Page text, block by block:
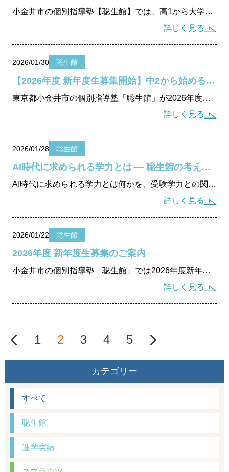
小金井市の個別指導塾【聡生館】では、高1から大学受験を見据えた学習設計を実施。定期テスト対策から思考力育成まで一人ひとりに最適化した指導で、高校3年間を通して伸び続ける学力を育てます。2026年新年度生受付中。
詳しく見る
2026/01/30 聡生館
【2026年度 新年度生募集開始】中2から始める「内申点設計型」個別指導 ― 小金井市・個別指導塾 聡生館
東京都小金井市の個別指導塾「聡生館」が2026年度新年度生の募集を開始。中学2年生から始める内申点設計型指導で、定期テスト・提出物・評価を一体化した学習設計を実施。無料体験授業・学習相談も受付中。
詳しく見る
2026/01/28 聡生館
AI時代に求められる学力とは ― 聡生館の考える受験と学び
AI時代に求められる学力とは何かを、受験学力との関係から解説。東京都小金井市の個別指導塾・聡生館が、暗記に頼らない「考える力」を重視した学びの設計と指導方針について紹介します。
詳しく見る
2026/01/22 聡生館
2026年度 新年度生募集のご案内
小金井市の個別指導塾「聡生館」では2026年度新年度生を募集しています。勉強が苦手な生徒から成績が伸び悩む生徒まで、学び方から整える個別設計指導で成績向上と学習習慣をサポート。無料体験授業受付中。
詳しく見る
1 2 3 4 5
カテゴリー
すべて
聡生館
進学実績